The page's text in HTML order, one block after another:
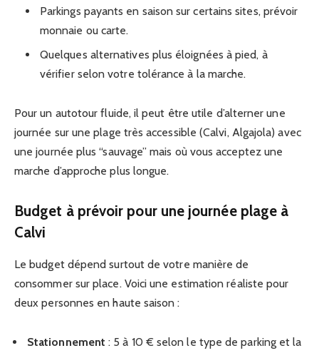
Parkings payants en saison sur certains sites, prévoir
monnaie ou carte.
Quelques alternatives plus éloignées à pied, à
vérifier selon votre tolérance à la marche.
Pour un autotour fluide, il peut être utile d’alterner une
journée sur une plage très accessible (Calvi, Algajola) avec
une journée plus “sauvage” mais où vous acceptez une
marche d’approche plus longue.
Budget à prévoir pour une journée plage à
Calvi
Le budget dépend surtout de votre manière de
consommer sur place. Voici une estimation réaliste pour
deux personnes en haute saison :
Stationnement : 5 à 10 € selon le type de parking et la